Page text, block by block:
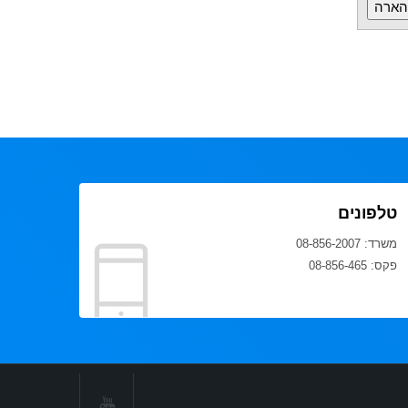
טלפונים
משרד: 08-856-2007
פקס: 08-856-465